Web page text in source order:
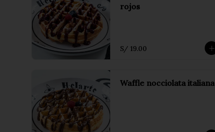
rojos
S/ 19.00
Waffle nocciolata italiana